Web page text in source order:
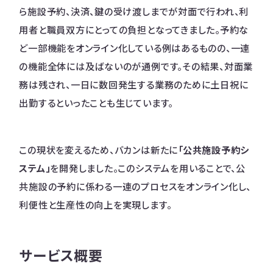
ら施設予約、決済、鍵の受け渡しまでが対面で行われ、利
用者と職員双方にとっての負担となってきました。予約な
ど一部機能をオンライン化している例はあるものの、一連
の機能全体には及ばないのが通例です。その結果、対面業
務は残され、一日に数回発生する業務のために土日祝に
出勤するといったことも生じています。
この現状を変えるため、バカンは新たに 「公共施設予約シ
ステム」を開発しました。このシステムを用いることで、公
共施設の予約に係わる一連のプロセスをオンライン化し、
利便性と生産性の向上を実現します。
サービス概要